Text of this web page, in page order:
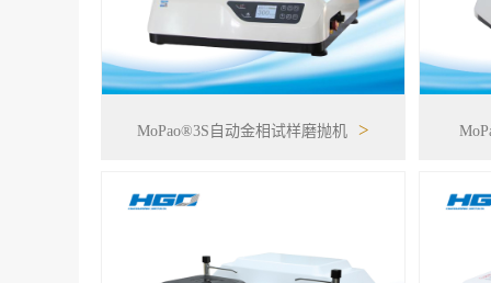
MoPao®3S自动金相试样磨抛机 >